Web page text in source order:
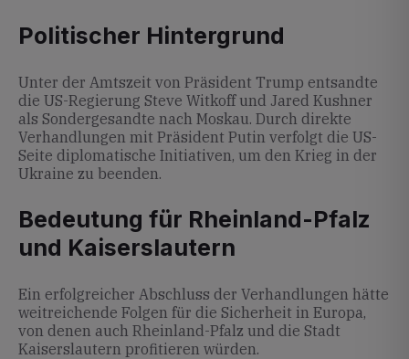
Politischer Hintergrund
Unter der Amtszeit von Präsident Trump entsandte
die US-Regierung Steve Witkoff und Jared Kushner
als Sondergesandte nach Moskau. Durch direkte
Verhandlungen mit Präsident Putin verfolgt die US-
Seite diplomatische Initiativen, um den Krieg in der
Ukraine zu beenden.
Bedeutung für Rheinland-Pfalz
und Kaiserslautern
Ein erfolgreicher Abschluss der Verhandlungen hätte
weitreichende Folgen für die Sicherheit in Europa,
von denen auch Rheinland-Pfalz und die Stadt
Kaiserslautern profitieren würden.